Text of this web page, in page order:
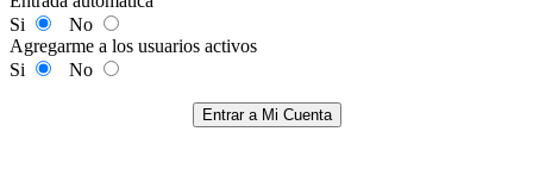
Si
No
Agregarme a los usuarios activos
Si
No
Entrar a Mi Cuenta